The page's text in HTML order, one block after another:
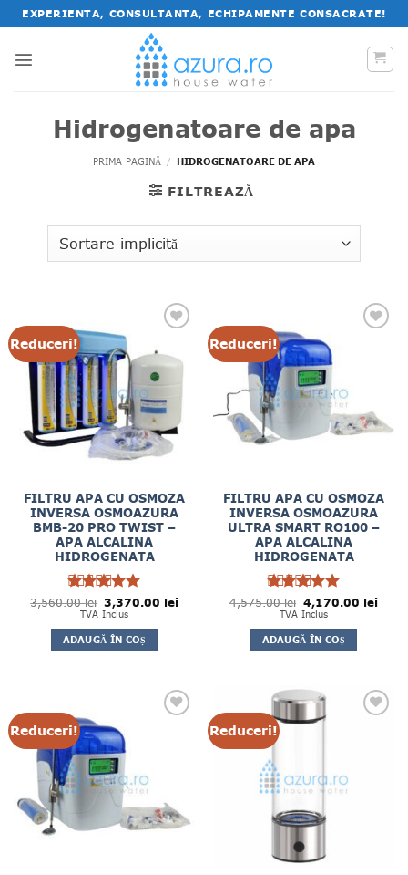
Salt
la
conținut
EXPERIENTA, CONSULTANTA, ECHIPAMENTE CONSACRATE!
Hidrogenatoare de apa
PRIMA PAGINĂ / HIDROGENATOARE DE APA
FILTREAZĂ
Reduceri!
FILTRU APA CU OSMOZA
INVERSA OSMOAZURA
BMB-20 PRO TWIST –
APA ALCALINA
HIDROGENATA
Evaluat la
din 5
3,560.00lei Prețul
inițial
fost:
3,560.00 lei.
3,370.00 leiPrețul
TVA Inclus
ADAUGĂ ÎN COȘ
Reduceri!
FILTRU APA CU OSMOZA
INVERSA OSMOAZURA
ULTRA SMART RO100 –
APA ALCALINA
HIDROGENATA
Evaluat la
din 5
4,575.00lei Prețul
inițial
fost:
4,575.00 lei.
4,170.00 leiPrețul
TVA Inclus
ADAUGĂ ÎN COȘ
Reduceri! Reduceri!